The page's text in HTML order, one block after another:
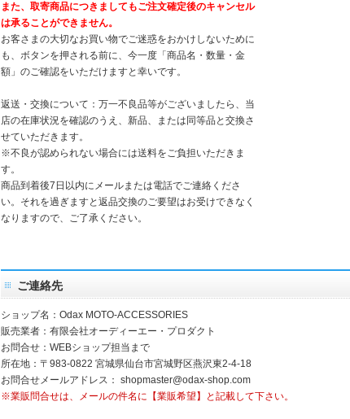
また、取寄商品につきましてもご注文確定後のキャンセル
は承ることができません。
お客さまの大切なお買い物でご迷惑をおかけしないために
も、ボタンを押される前に、今一度「商品名・数量・金
額」のご確認をいただけますと幸いです。
返送・交換について：万一不良品等がございましたら、当
店の在庫状況を確認のうえ、新品、または同等品と交換さ
せていただきます。
※不良が認められない場合には送料をご負担いただきま
す。
商品到着後7日以内にメールまたは電話でご連絡くださ
い。それを過ぎますと返品交換のご要望はお受けできなく
なりますので、ご了承ください。
ご連絡先
ショップ名：Odax MOTO-ACCESSORIES
販売業者：有限会社オーディーエー・プロダクト
お問合せ：WEBショップ担当まで
所在地：〒983-0822 宮城県仙台市宮城野区燕沢東2-4-18
お問合せメールアドレス： shopmaster@odax-shop.com
※業販問合せは、メールの件名に【業販希望】と記載して下さい。